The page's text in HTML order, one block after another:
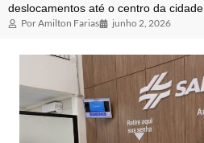
deslocamentos até o centro da cidade
PorAmilton Farias junho 2, 2026